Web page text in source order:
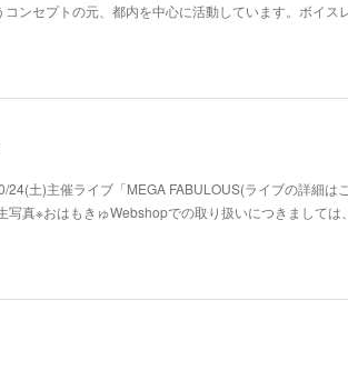
ンセプトの元、都内を中心に活動しています。ボイス
土)主催ライブ「MEGA FABULOUS(ライブの詳細は
真※おはもきゅWebshopでの取り扱いにつきましては